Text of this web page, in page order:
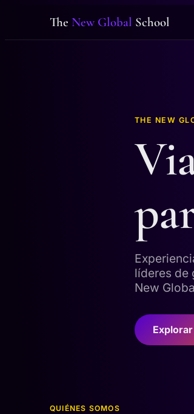
The New Global School
THE NEW
líderes de
New
QUIÉNES SOMOS